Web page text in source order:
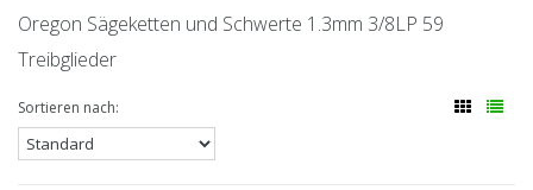
Oregon Sägeketten und Schwerte 1.3mm 3/8LP 59
Treibglieder
Sortieren nach: